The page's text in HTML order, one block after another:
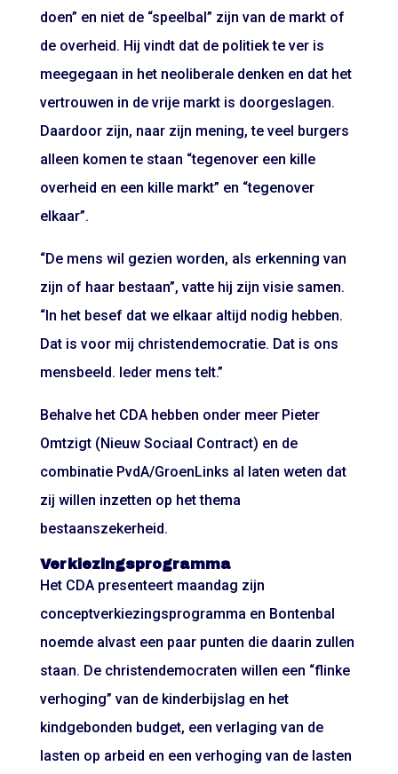
doen” en niet de “speelbal” zijn van de markt of
de overheid. Hij vindt dat de politiek te ver is
meegegaan in het neoliberale denken en dat het
vertrouwen in de vrije markt is doorgeslagen.
Daardoor zijn, naar zijn mening, te veel burgers
alleen komen te staan “tegenover een kille
overheid en een kille markt” en “tegenover
elkaar”.
“De mens wil gezien worden, als erkenning van
zijn of haar bestaan”, vatte hij zijn visie samen.
“In het besef dat we elkaar altijd nodig hebben.
Dat is voor mij christendemocratie. Dat is ons
mensbeeld. Ieder mens telt.”
Behalve het CDA hebben onder meer Pieter
Omtzigt (Nieuw Sociaal Contract) en de
combinatie PvdA/GroenLinks al laten weten dat
zij willen inzetten op het thema
bestaanszekerheid.
Verkiezingsprogramma
Het CDA presenteert maandag zijn
conceptverkiezingsprogramma en Bontenbal
noemde alvast een paar punten die daarin zullen
staan. De christendemocraten willen een “flinke
verhoging” van de kinderbijslag en het
kindgebonden budget, een verlaging van de
lasten op arbeid en een verhoging van de lasten